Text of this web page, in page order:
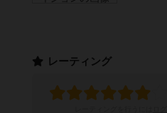
レーティング